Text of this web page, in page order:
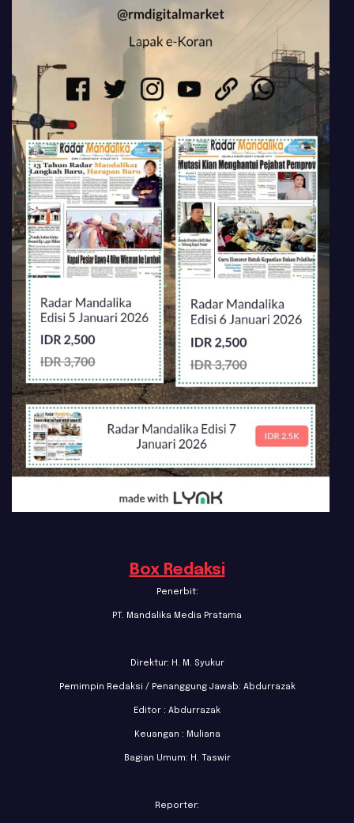
Box Redaksi
Penerbit:
PT. Mandalika Media Pratama
Direktur: H. M. Syukur
Pemimpin Redaksi / Penanggung Jawab: Abdurrazak
Editor : Abdurrazak
Keuangan : Muliana
Bagian Umum: H. Taswir
Reporter: